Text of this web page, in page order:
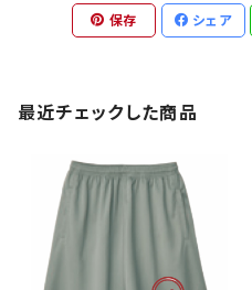
保存 シェア
最近チェックした商品